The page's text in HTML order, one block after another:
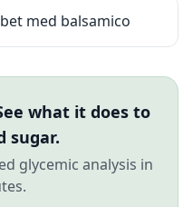
med balsamico
what it does to
sugar.
glycemic analysis in